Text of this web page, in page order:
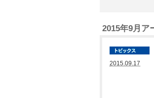
2015年9月ア
2015.09.17